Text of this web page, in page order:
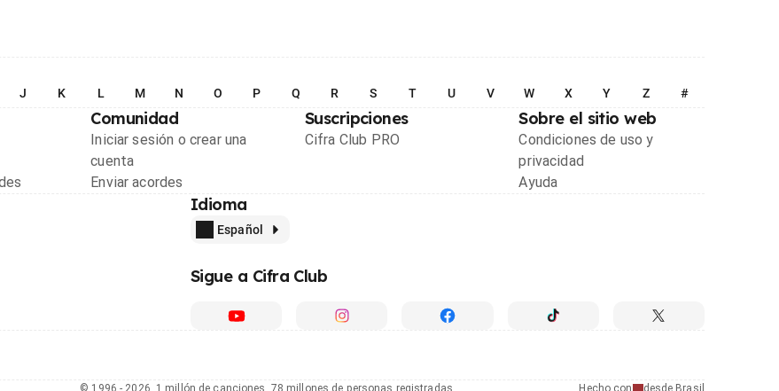
J K L M N O P Q R S T U V W X Y Z #
Comunidad
Iniciar sesión o crear una
cuenta
Enviar acordes
Suscripciones
Cifra Club PRO
Sobre el sitio web
Condiciones de uso y
privacidad
Ayuda
Idioma
Español
Sigue a Cifra Club
Hecho con desde Brasil
© 1996 - 2026, 1 millón de canciones, 78 millones de personas registradas